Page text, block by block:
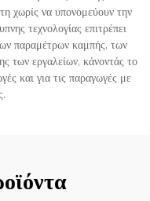
χωρίς να υπονομεύουν την
τεχνολογίας επιτρέπει
παραμέτρων καμπής, των
των εργαλείων, κάνοντάς το
και για τις παραγωγές με